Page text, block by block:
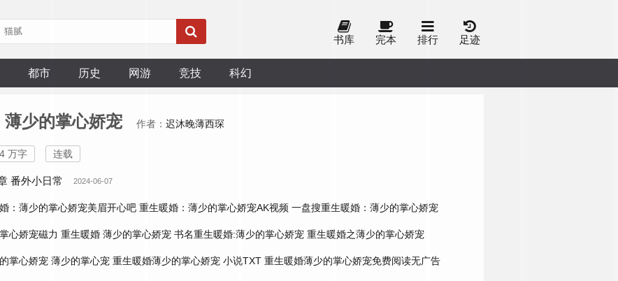
书库 完本 排行 足迹
都市 历史 网游 竞技 科幻
少的掌心娇宠 作者： 迟沐晚薄西琛
万字 连载
番外小日常 2024-06-07
：薄少的掌心娇宠美眉开心吧 重生暖婚：薄少的掌心娇宠AK视频 一盘搜重生暖婚：薄少的掌心娇宠
心娇宠磁力 重生暖婚 薄少的掌心娇宠 书名重生暖婚:薄少的掌心娇宠 重生暖婚之薄少的掌心娇宠
掌心娇宠 薄少的掌心宠 重生暖婚薄少的掌心娇宠 小说TXT 重生暖婚薄少的掌心娇宠免费阅读无广告